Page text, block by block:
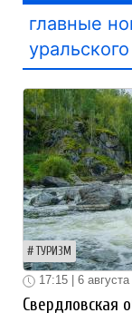
главные
уральского
ТУРИЗМ
17:15 | 6 августа
Свердловская